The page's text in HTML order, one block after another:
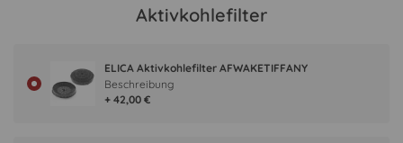
Aktivkohlefilter
ELICA Aktivkohlefilter AFWAKETIFFANY
+ 42,00 €
Beschreibung